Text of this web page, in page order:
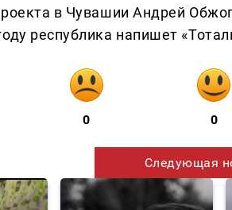
в Чувашии Андрей
республика напишет
0 0
Следующая